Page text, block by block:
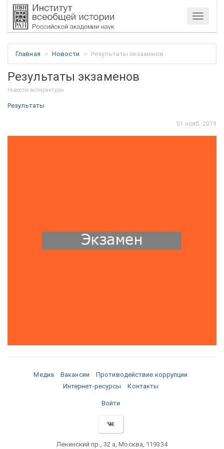
Меню
Главная Новости Результаты экзаменов
Результаты экзаменов
Новости аспирантуры
Результаты
01 нояб. 2019
Медиа Вакансии
Противодействие коррупции
Интернет-ресурсы
Контакты
Войти
Ленинский пр., 32 а, Москва, 119334